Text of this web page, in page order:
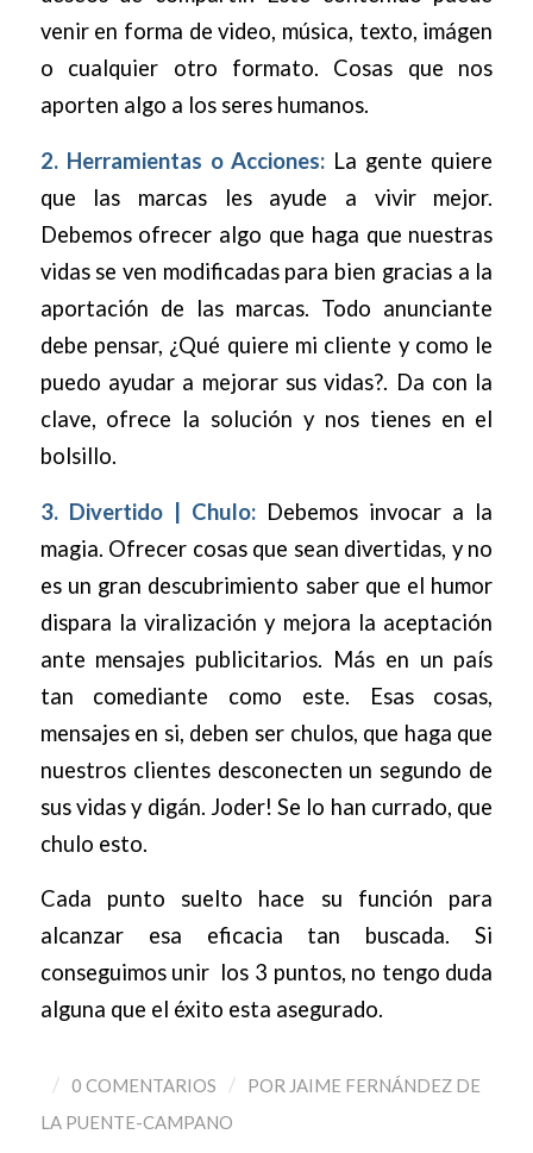
venir en forma de video, música, texto, imágen
o cualquier otro formato. Cosas que nos
aporten algo a los seres humanos.
2. Herramientas o Acciones: La gente quiere
que las marcas les ayude a vivir mejor.
Debemos ofrecer algo que haga que nuestras
vidas se ven modificadas para bien gracias a la
aportación de las marcas. Todo anunciante
debe pensar, ¿Qué quiere mi cliente y como le
puedo ayudar a mejorar sus vidas?. Da con la
clave, ofrece la solución y nos tienes en el
bolsillo.
3. Divertido | Chulo:Debemos invocar a la
magia. Ofrecer cosas que sean divertidas, y no
es un gran descubrimiento saber que el humor
dispara la viralización y mejora la aceptación
ante mensajes publicitarios. Más en un país
tan comediante como este. Esas cosas,
mensajes en si, deben ser chulos, que haga que
nuestros clientes desconecten un segundo de
sus vidas y digán. Joder! Se lo han currado, que
chulo esto.
Cada punto suelto hace su función para
alcanzar esa eficacia tan buscada. Si
conseguimos unir los 3 puntos, no tengo duda
alguna que el éxito esta asegurado.
/ 0 COMENTARIOS / POR JAIME FERNÁNDEZ DE
LA PUENTE-CAMPANO